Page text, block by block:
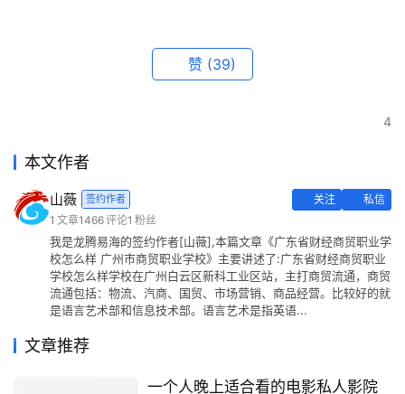
赞 (39)
4
本文作者
山薇 签约作者 关注
私信
1 文章1466评论1 粉丝
我是龙腾易海的签约作者[山薇],本篇文章《广东省财经商贸职业学
校怎么样 广州市商贸职业学校》主要讲述了:广东省财经商贸职业
学校怎么样学校在广州白云区新科工业区站，主打商贸流通，商贸
流通包括：物流、汽商、国贸、市场营销、商品经营。比较好的就
是语言艺术部和信息技术部。语言艺术是指英语...
文章推荐
一个人晚上适合看的电影私人影院